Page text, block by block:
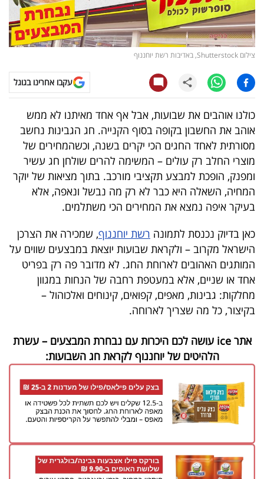
וטק
שיווק
ופרסום
משפט
מדדים
ומחקרים
דעות
רכילות
עסקית
קריפטו
ויראלי
טלוויזיה
עסקי
מינויים
רכב
צילום Shutterstock, באדיבות רשת יוחננוף
עקבו אחרינו בגוגל
כולנו אוהבים את שבועות, אבל אף אחד מאיתנו לא ממש
אוהב את החשבון בקופה בסוף הקנייה. חג הגבינות נחשב
מסורתית לאחד החגים הכי יקרים בשנה, וכשהמחירים של
מוצרי החלב רק עולים – המשימה להרים שולחן חג עשיר
ומפנק, הופכת למבצע תקציבי מורכב. בתוך מציאות של יוקר
המחיה, השאלה היא כבר לא רק מה נבשל ונאפה, אלא
בעיקר איפה נמצא את המחירים הכי משתלמים.
כאן בדיוק נכנסת לתמונה רשת יוחננוף, שמכירה את הצרכן
הישראל מקרוב – ולקראת שבועות יוצאת במבצעים שווים על
המותגים האהובים לארוחת החג. לא מדובר פה רק בפריט
אחד או שניים, אלא במעטפת רחבה של הנחות במגוון
מחלקות: גבינות, מאפים, קפואים, קינוחים ואלכוהול –
בקיצור, כל מה שצריך לארוחה.
אתרice עושה לכם היכרות עם נבחרת המבצעים – עשרת
הלהיטים של יוחננוף לקראת חג השבועות: